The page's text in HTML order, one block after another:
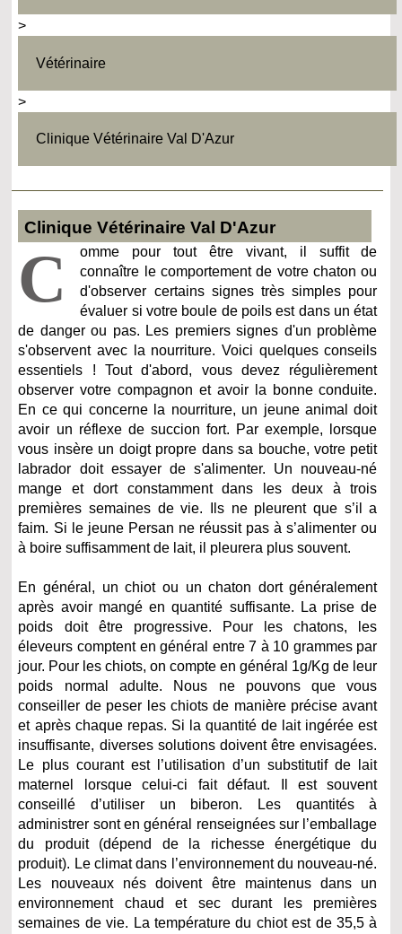
>
Vétérinaire
>
Clinique Vétérinaire Val D'Azur
Clinique Vétérinaire Val D'Azur
C
omme pour tout être vivant, il suffit de
connaître le comportement de votre chaton ou
d'observer certains signes très simples pour
évaluer si votre boule de poils est dans un état
de danger ou pas. Les premiers signes d'un problème
s'observent avec la nourriture. Voici quelques conseils
essentiels ! Tout d'abord, vous devez régulièrement
observer votre compagnon et avoir la bonne conduite.
En ce qui concerne la nourriture, un jeune animal doit
avoir un réflexe de succion fort. Par exemple, lorsque
vous insère un doigt propre dans sa bouche, votre petit
labrador doit essayer de s'alimenter. Un nouveau-né
mange et dort constamment dans les deux à trois
premières semaines de vie. Ils ne pleurent que s’il a
faim. Si le jeune Persan ne réussit pas à s’alimenter ou
à boire suffisamment de lait, il pleurera plus souvent.
En général, un chiot ou un chaton dort généralement
après avoir mangé en quantité suffisante. La prise de
poids doit être progressive. Pour les chatons, les
éleveurs comptent en général entre 7 à 10 grammes par
jour. Pour les chiots, on compte en général 1g/Kg de leur
poids normal adulte. Nous ne pouvons que vous
conseiller de peser les chiots de manière précise avant
et après chaque repas. Si la quantité de lait ingérée est
insuffisante, diverses solutions doivent être envisagées.
Le plus courant est l’utilisation d’un substitutif de lait
maternel lorsque celui-ci fait défaut. Il est souvent
conseillé d’utiliser un biberon. Les quantités à
administrer sont en général renseignées sur l’emballage
du produit (dépend de la richesse énergétique du
produit). Le climat dans l’environnement du nouveau-né.
Les nouveaux nés doivent être maintenus dans un
environnement chaud et sec durant les premières
semaines de vie. La température du chiot est de 35,5 à